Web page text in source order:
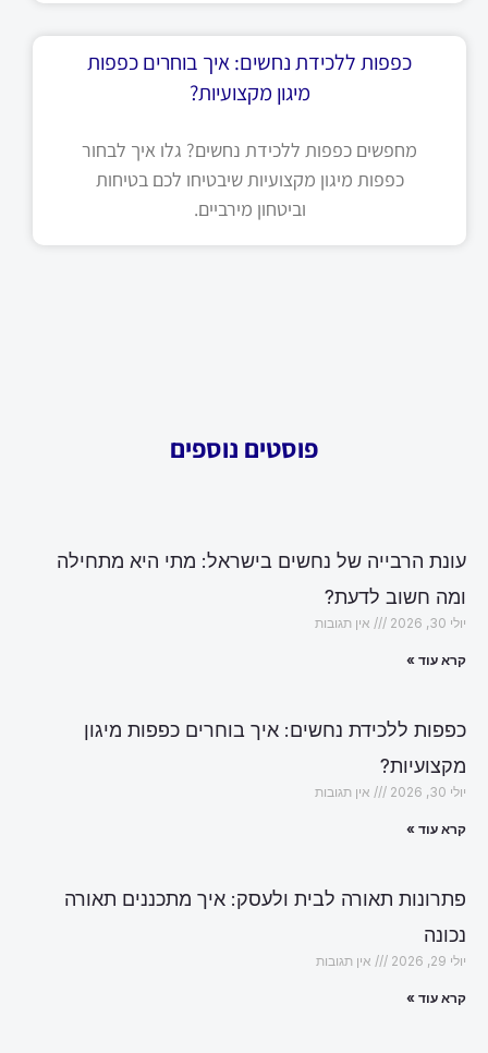
כפפות ללכידת נחשים: איך בוחרים כפפות
מיגון מקצועיות?
מחפשים כפפות ללכידת נחשים? גלו איך לבחור
כפפות מיגון מקצועיות שיבטיחו לכם בטיחות
וביטחון מירביים.
פוסטים נוספים
עונת הרבייה של נחשים בישראל: מתי היא מתחילה
ומה חשוב לדעת?
יולי 30, 2026 אין תגובות
קרא עוד »
כפפות ללכידת נחשים: איך בוחרים כפפות מיגון
מקצועיות?
יולי 30, 2026 אין תגובות
קרא עוד »
פתרונות תאורה לבית ולעסק: איך מתכננים תאורה
נכונה
יולי 29, 2026 אין תגובות
קרא עוד »